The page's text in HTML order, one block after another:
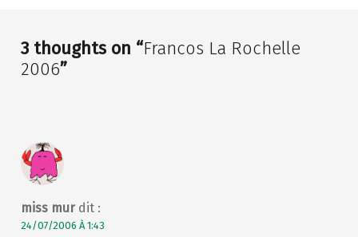
3 thoughts on “Francos La Rochelle
2006”
miss mur dit :
24/07/2006 À 1:43